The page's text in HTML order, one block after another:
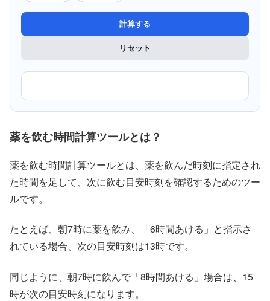
計算する
リセット
薬を飲む時間計算ツールとは？
薬を飲む時間計算ツールとは、薬を飲んだ時刻に指定され
た時間を足して、次に飲む目安時刻を確認するためのツー
ルです。
たとえば、朝7時に薬を飲み、「6時間あける」と指示さ
れている場合、次の目安時刻は13時です。
同じように、朝7時に飲んで「8時間あける」場合は、15
時が次の目安時刻になります。